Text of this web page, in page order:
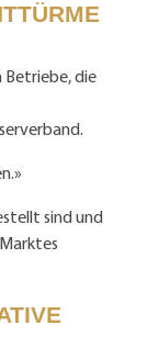
Betriebe, die
sind und